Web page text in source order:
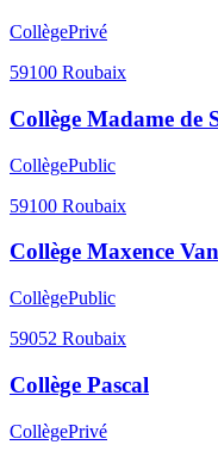
CollègePrivé
59100 Roubaix
Collège Madame de
CollègePublic
59100 Roubaix
Collège Maxence
CollègePublic
59052 Roubaix
Collège Pascal
CollègePrivé